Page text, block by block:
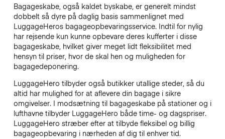
Bagageskabe, også kaldet byskabe, er generelt mindst
dobbelt så dyre på daglig basis sammenlignet med
LuggageHeros bagageopbevaringsservice. Indtil for nylig
har rejsende kun kunne opbevare deres kufferter i disse
bagageskabe, hvilket giver meget lidt fleksibilitet med
hensyn til priser, hvor de skal hen og muligheden for
bagagedeponering.
LuggageHero tilbyder også butikker utallige steder, så du
altid har mulighed for at aflevere din bagage i sikre
omgivelser. I modsætning til bagageskabe på stationer og i
lufthavne tilbyder LuggageHero både time- og dagspriser.
LuggageHero stræber efter at tilbyde fleksibel og billig
bagageopbevaring i nærheden af dig til enhver tid.